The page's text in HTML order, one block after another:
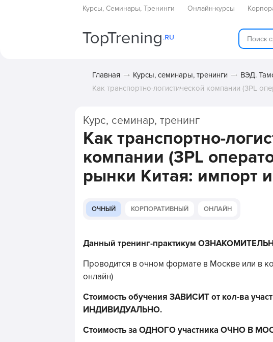
Курсы, Семинары, Тренинги Онлайн-курсы
Главная Курсы, семинары, тренинги ВЭД.
Как транспортно-логистической компании (3PL
Курс, семинар, тренинг
Как транспортно-
компании (3PL
рынки Китая: импорт
ОЧНЫЙ КОРПОРАТИВНЫЙ ОНЛАЙН
Данный тренинг-практикум
Проводится в очном формате в Москве или в
онлайн)
Стоимость обучения ЗАВИСИТ от кол-ва
ИНДИВИДУАЛЬНО.
Стоимость за ОДНОГО участника ОЧНО В